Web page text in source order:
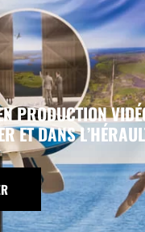
PRODUCTION
ET DANS